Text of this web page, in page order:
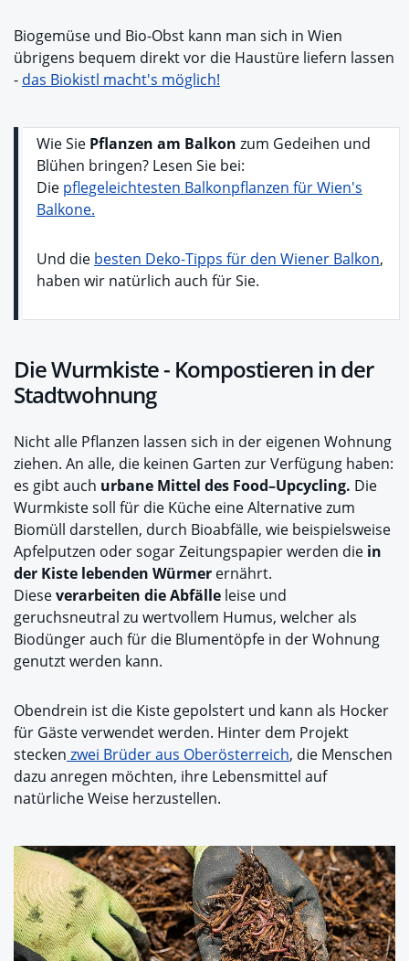
Biogemüse und Bio-Obst kann man sich in Wien
übrigens bequem direkt vor die Haustüre liefern lassen
- das Biokistl macht's möglich!
Wie Sie Pflanzen am Balkon zum Gedeihen und
Blühen bringen? Lesen Sie bei:
Die pflegeleichtesten Balkonpflanzen für Wien's
Balkone.
Und die besten Deko-Tipps für den Wiener Balkon,
haben wir natürlich auch für Sie.
Die Wurmkiste - Kompostieren in der
Stadtwohnung
Nicht alle Pflanzen lassen sich in der eigenen Wohnung
ziehen. An alle, die keinen Garten zur Verfügung haben:
es gibt auch urbane Mittel des Food–Upcycling. Die
Wurmkiste soll für die Küche eine Alternative zum
Biomüll darstellen, durch Bioabfälle, wie beispielsweise
Apfelputzen oder sogar Zeitungspapier werden die in
der Kiste lebenden Würmer ernährt.
Dieseverarbeiten die Abfälle leise und
geruchsneutral zu wertvollem Humus, welcher als
Biodünger auch für die Blumentöpfe in der Wohnung
genutzt werden kann.
Obendrein ist die Kiste gepolstert und kann als Hocker
für Gäste verwendet werden. Hinter dem Projekt
stecken zwei Brüder aus Oberösterreich, die Menschen
dazu anregen möchten, ihre Lebensmittel auf
natürliche Weise herzustellen.